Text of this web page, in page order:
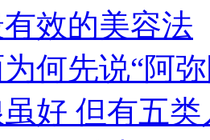
效的美容法
何先说“阿
好 但有五